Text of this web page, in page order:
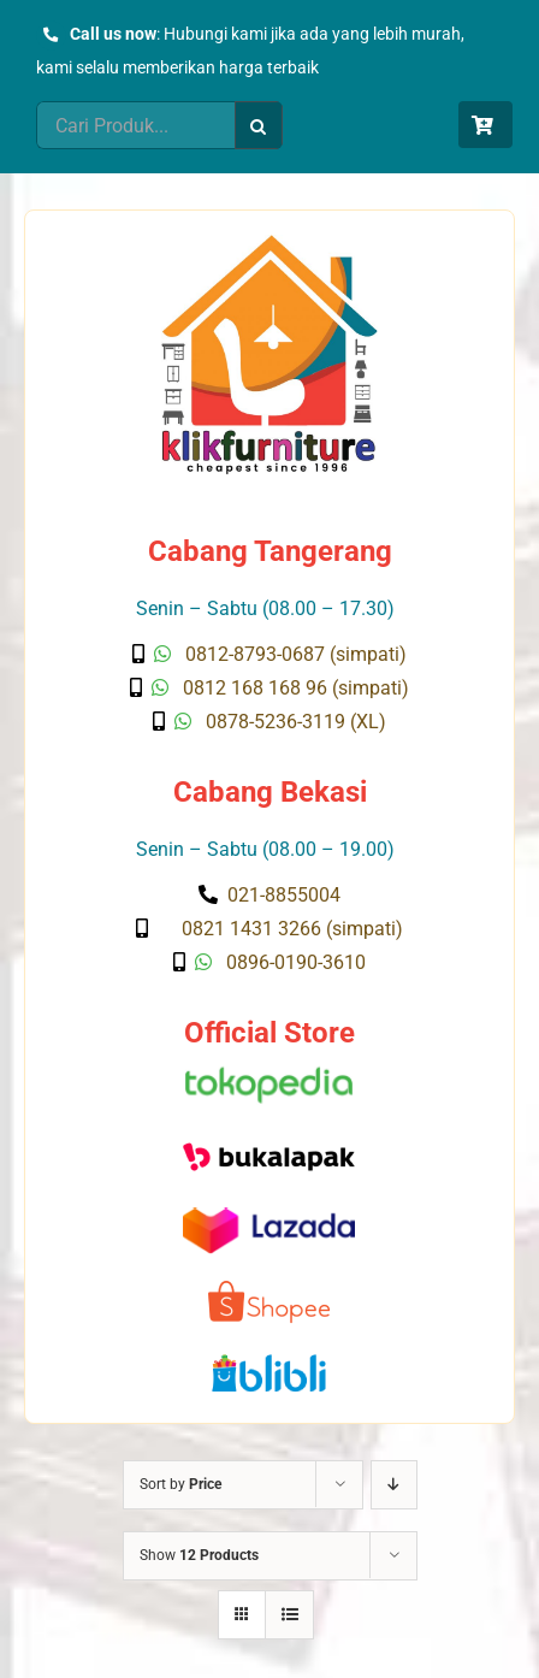
Call us now: Hubungi kami jika ada yang lebih murah,
kami selalu memberikan harga terbaik
Search
for:
Cabang Tangerang
Senin – Sabtu (08.00 – 17.30)
0812-8793-0687 (simpati)
0812 168 168 96 (simpati)
0878-5236-3119 (XL)
Cabang Bekasi
Senin – Sabtu (08.00 – 19.00)
021-8855004
0821 1431 3266 (simpati)
0896-0190-3610
Official Store
Sort by Price
Show 12 Products